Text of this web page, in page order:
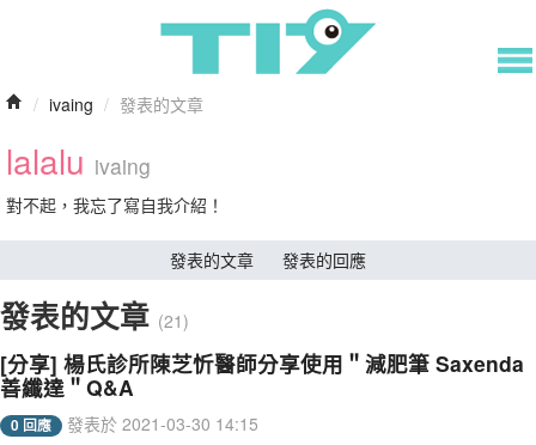
/ ivaing / 發表的文章
lalalu ivaing
對不起，我忘了寫自我介紹！
發表的文章 發表的回應
發表的文章 (21)
[分享] 楊氏診所陳芝忻醫師分享使用＂減肥筆 Saxenda
善纖達＂Q&A
0 回應 發表於 2021-03-30 14:15